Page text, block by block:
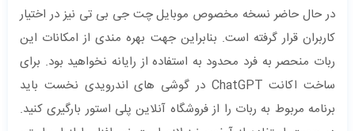
در حال حاضر نسخه مخصوص موبایل چت جی بی تی نیز در اختیار
کاربران قرار گرفته است. بنابراین جهت بهره ‌مندی از امکانات این
ربات منحصر به فرد محدود به استفاده از رایانه نخواهید بود. برای
ساخت اکانت ChatGPT در گوشی های اندرویدی نخست باید
برنامه مربوط به ربات را از فروشگاه آنلاین پلی استور بارگیری کنید.